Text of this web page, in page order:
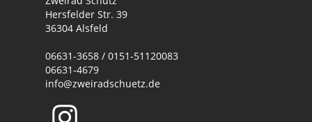
Hersfelder Str. 39
36304 Alsfeld
06631-3658 / 0151-51120083
06631-4679
info@zweiradschuetz.de